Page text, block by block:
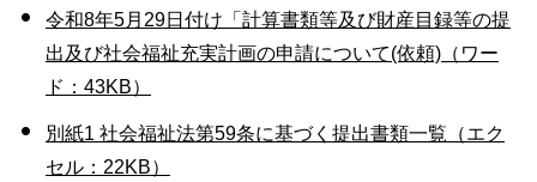
令和8年5月29日付け「計算書類等及び財産目録等の提
出及び社会福祉充実計画の申請について(依頼)（ワー
ド：43KB）
別紙1 社会福祉法第59条に基づく提出書類一覧（エク
セル：22KB）